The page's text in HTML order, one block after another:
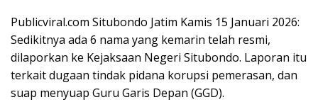
Publicviral.com Situbondo Jatim Kamis 15 Januari 2026:
Sedikitnya ada 6 nama yang kemarin telah resmi,
dilaporkan ke Kejaksaan Negeri Situbondo. Laporan itu
terkait dugaan tindak pidana korupsi pemerasan, dan
suap menyuap Guru Garis Depan (GGD).